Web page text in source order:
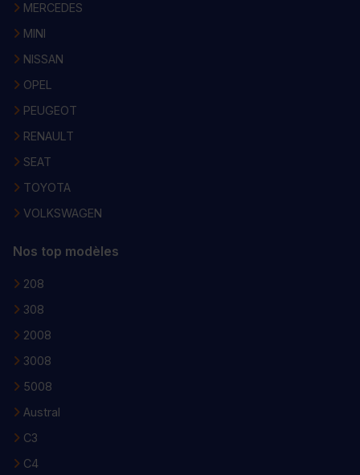
MERCEDES
MINI
NISSAN
OPEL
PEUGEOT
RENAULT
SEAT
TOYOTA
VOLKSWAGEN
Nos top modèles
208
308
2008
3008
5008
Austral
C3
C4